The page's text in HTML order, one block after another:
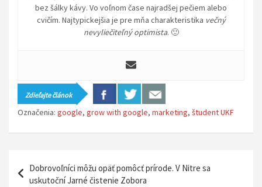
bez šálky kávy. Vo voľnom čase najradšej pečiem alebo
cvičím. Najtypickejšia je pre mňa charakteristika večný
nevyliečiteľný optimista. 🙂
Zdieľajte článok
Označenia: google, grow with google, marketing, študent UKF
Dobrovoľníci môžu opäť pomôcť prírode. V Nitre sa
uskutoční Jarné čistenie Zobora